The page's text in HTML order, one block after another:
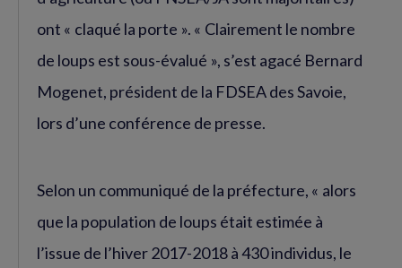
ont « claqué la porte ». « Clairement le nombre
de loups est sous-évalué », s’est agacé Bernard
Mogenet, président de la FDSEA des Savoie,
lors d’une conférence de presse.
Selon un communiqué de la préfecture, « alors
que la population de loups était estimée à
l’issue de l’hiver 2017-2018 à 430 individus, le